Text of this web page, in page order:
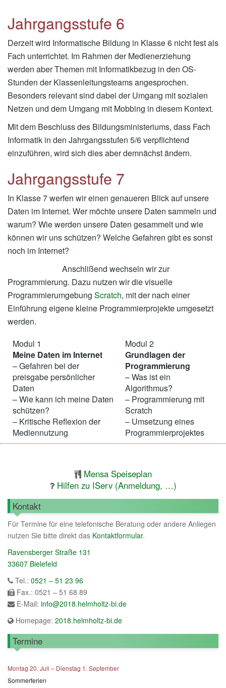
Jahrgangsstufe 6
Derzeit wird Informatische Bildung in Klasse 6 nicht fest als
Fach unterrichtet. Im Rahmen der Medienerziehung
werden aber Themen mit Informatikbezug in den OS-
Stunden der Klassenleitungsteams angesprochen.
Besonders relevant sind dabei der Umgang mit sozialen
Netzen und dem Umgang mit Mobbing in diesem Kontext.
Mit dem Beschluss des Bildungsministeriums, dass Fach
Informatik in den Jahrgangsstufen 5/6 verpflichtend
einzuführen, wird sich dies aber demnächst ändern.
Jahrgangsstufe 7
In Klasse 7 werfen wir einen genaueren Blick auf unsere
Daten im Internet. Wer möchte unsere Daten sammeln und
warum? Wie werden unsere Daten gesammelt und wie
können wir uns schützen? Welche Gefahren gibt es sonst
noch im Internet?
Anschlißend wechseln wir zur
Programmierung. Dazu nutzen wir die visuelle
Programmierumgebung Scratch, mit der nach einer
Einführung eigene kleine Programmierprojekte umgesetzt
werden.
Modul 1
Meine Daten im Internet
– Gefahren bei der
preisgabe persönlicher
Daten
– Wie kann ich meine Daten
schützen?
– Kritische Reflexion der
Mediennutzung
Modul 2
Grundlagen der
Programmierung
– Was ist ein
Algorithmus?
– Programmierung mit
Scratch
– Umsetzung eines
Programmierprojektes
Mensa Speiseplan
Hilfen zu IServ (Anmeldung, …)
Kontakt
Für Termine für eine telefonische Beratung oder andere Anliegen
nutzen Sie bitte direkt das Kontaktformular.
Ravensberger Straße 131
33607 Bielefeld
Tel.: 0521 – 51 23 96
Fax.: 0521 – 51 68 89
E-Mail: info@2018.helmholtz-bi.de
Homepage: 2018.helmholtz-bi.de
Termine
Montag 20. Juli – Dienstag 1. September
Sommerferien